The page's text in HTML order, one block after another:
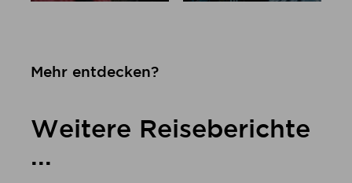
Mehr entdecken?
Weitere Reiseberichte
...